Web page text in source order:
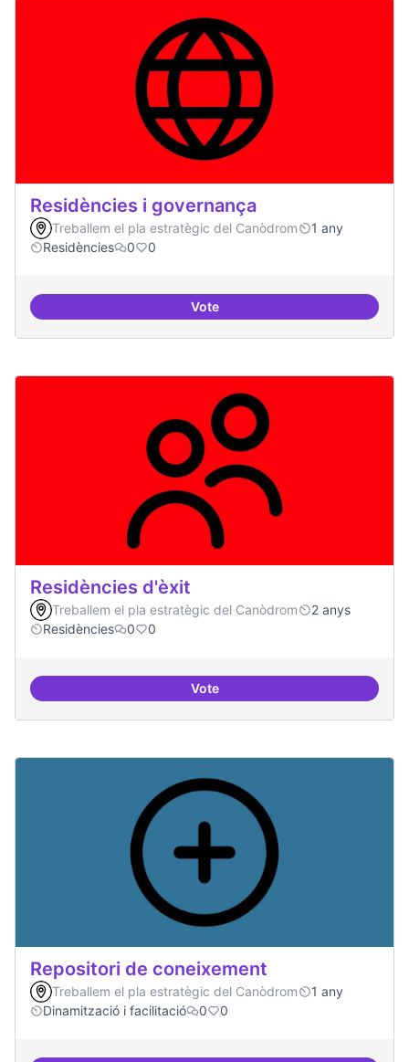
Residències i governança
Treballem el pla estratègic del Canòdrom
1 any
Residències
0 0
VoteResidències i governança
Residències d'èxit
Treballem el pla estratègic del Canòdrom
2 anys
Residències
0 0
VoteResidències d'èxit
Repositori de coneixement
Treballem el pla estratègic del Canòdrom
1 any
Dinamització i facilitació
0 0